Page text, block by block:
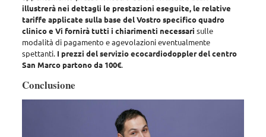
illustrerà nei dettagli le prestazioni eseguite, le relative
tariffe applicate sulla base del Vostro specifico quadro
clinico e Vi fornirà tutti i chiarimenti necessari sulle
modalità di pagamento e agevolazioni eventualmente
spettanti. I prezzi del servizio ecocardiodoppler del centro
San Marco partono da 100€.
Conclusione